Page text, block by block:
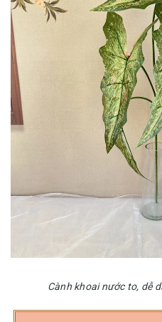
Cành khoai nước to, dễ